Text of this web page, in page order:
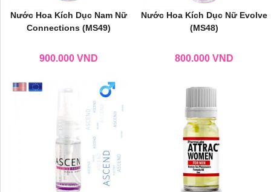
Nước Hoa Kích Dục Nam Nữ
Connections (MS49)
900.000 VND
Nước Hoa Kích Dục Nữ Evolve
(MS48)
800.000 VND